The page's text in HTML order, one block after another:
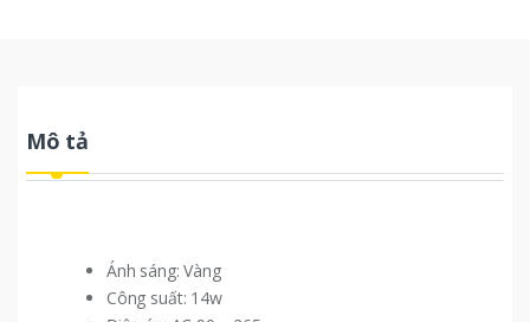
Mô tả
Ánh sáng: Vàng
Công suất: 14w